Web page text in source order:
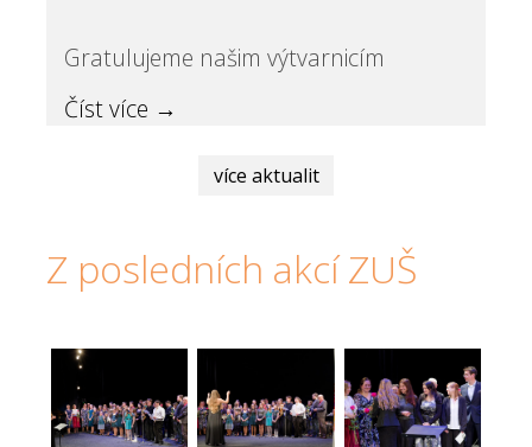
Gratulujeme našim výtvarnicím
Číst více →
více aktualit
Z posledních akcí ZUŠ